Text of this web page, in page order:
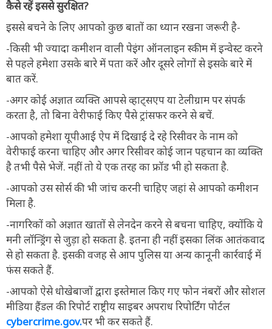
कैसे रहें इससे सुरक्षित?
इससे बचने के लिए आपको कुछ बातों का ध्यान रखना जरूरी है-
-किसी भी ज्यादा कमीशन वाली पेइंग ऑनलाइन स्कीम में इन्वेस्ट करने
से पहले हमेशा उसके बारे में पता करें और दूसरे लोगों से इसके बारे में
बात करें.
-अगर कोई अज्ञात व्यक्ति आपसे व्हाट्सएप या टेलीग्राम पर संपर्क
करता है, तो बिना वेरीफाई किए पैसे ट्रांसफर करने से बचें.
-आपको हमेशा यूपीआई ऐप में दिखाई दे रहे रिसीवर के नाम को
वेरीफाई करना चाहिए और अगर रिसीवर कोई जान पहचान का व्यक्ति
है तभी पैसे भेजें. नहीं तो ये एक तरह का फ्रॉड भी हो सकता है.
-आपको उस सोर्स की भी जांच करनी चाहिए जहां से आपको कमीशन
मिला है.
-नागरिकों को अज्ञात खातों से लेनदेन करने से बचना चाहिए, क्योंकि ये
मनी लॉन्ड्रिंग से जुड़ा हो सकता है. इतना ही नहीं इसका लिंक आतंकवाद
से हो सकता है. इसकी वजह से आप पुलिस या अन्य कानूनी कार्रवाई में
फंस सकते हैं.
-आपको ऐसे धोखेबाजों द्वारा इस्तेमाल किए गए फोन नंबरों और सोशल
मीडिया हैंडल की रिपोर्ट राष्ट्रीय साइबर अपराध रिपोर्टिंग पोर्टल
cybercrime.gov.पर भी कर सकते हैं.